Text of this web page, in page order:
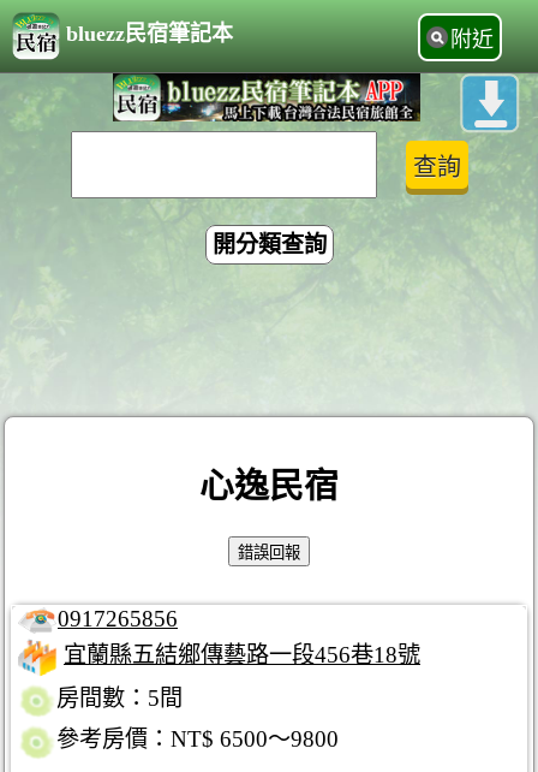
bluezz民宿筆記本 附近
開分類查詢
心逸民宿
0917265856
宜蘭縣五結鄉傳藝路一段456巷18號
房間數：5間
參考房價：NT$ 6500～9800